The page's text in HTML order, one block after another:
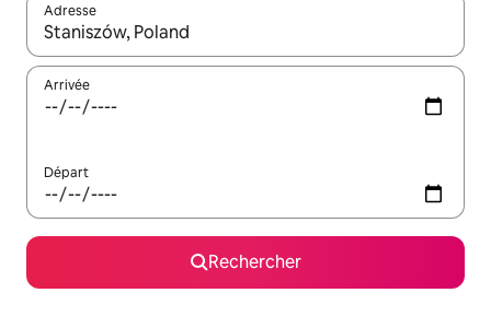
Adresse
Lorsque les résultats s'affichent, utilisez les flèches vers le
Arrivée
Départ
Rechercher